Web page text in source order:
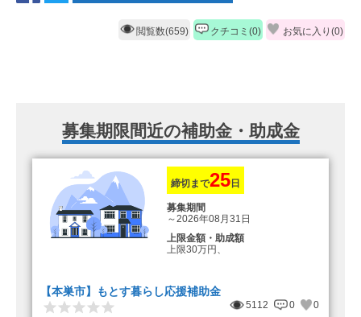
閲覧数(659) クチコミ(0) お気に入り(0)
募集期限間近の補助金・助成金
締切まで25 日
募集期間
～2026年08月31日
上限金額・助成額
上限30万円、
【本巣市】もとす暮らし応援補助金
5112 0
0